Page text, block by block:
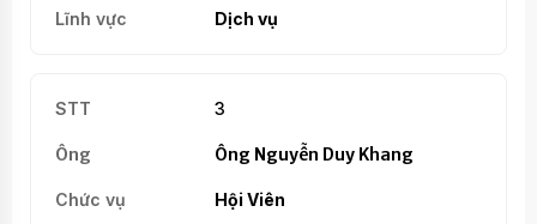
Dịch vụ
3
Ông Nguyễn Duy Khang
Hội Viên